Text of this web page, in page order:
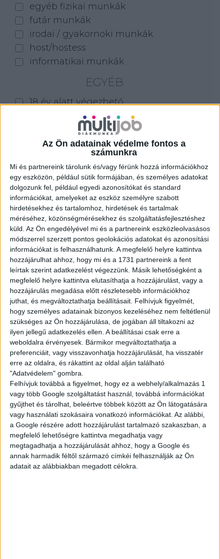
Az Ön adatainak védelme fontos a
számunkra
Mi és partnereink tárolunk és/vagy férünk hozzá információkhoz
egy eszközön, például sütik formájában, és személyes adatokat
dolgozunk fel, például egyedi azonosítókat és standard
információkat, amelyeket az eszköz személyre szabott
hirdetésekhez és tartalomhoz, hirdetések és tartalmak
méréséhez, közönségmérésekhez és szolgáltatásfejlesztéshez
küld. Az Ön engedélyével mi és a partnereink eszközleolvasásos
módszerrel szerzett pontos geolokációs adatokat és azonosítási
információkat is felhasználhatunk. A megfelelő helyre kattintva
hozzájárulhat ahhoz, hogy mi és a 1731 partnereink a fent
leírtak szerint adatkezelést végezzünk. Másik lehetőségként a
megfelelő helyre kattintva elutasíthatja a hozzájárulást, vagy a
hozzájárulás megadása előtt részletesebb információkhoz
juthat, és megváltoztathatja beállításait. Felhívjuk figyelmét,
hogy személyes adatainak bizonyos kezeléséhez nem feltétlenül
szükséges az Ön hozzájárulása, de jogában áll tiltakozni az
ilyen jellegű adatkezelés ellen. A beállításai csak erre a
weboldalra érvényesek. Bármikor megváltoztathatja a
preferenciáit, vagy visszavonhatja hozzájárulását, ha visszatér
erre az oldalra, és rákattint az oldal alján található
"Adatvédelem" gombra.
Felhívjuk továbbá a figyelmet, hogy ez a webhely/alkalmazás 1
vagy több Google szolgáltatást használ, továbbá információkat
gyűjthet és tárolhat, beleértve többek között az Ön látogatására
vagy használati szokásaira vonatkozó információkat. Az alábbi,
a Google részére adott hozzájárulást tartalmazó szakaszban, a
megfelelő lehetőségre kattintva megadhatja vagy
megtagadhatja a hozzájárulását ahhoz, hogy a Google és
annak harmadik féltől származó címkéi felhasználják az Ön
adatait az alábbiakban megadott célokra.
VEVŐSZOLGÁLATI
MUNKA
Budapest XXI. kerület
18 év alatt nem végezhető
2.186,-Ft/óra
egyéb fizikai munkák
futár munkák
irodai / gyakornoki munkák
host/hostess
informatikai munkák
EGYÉB
18 év alatt végezhető
for foreigners (külföldieknek)
homeoffice
Szűrés